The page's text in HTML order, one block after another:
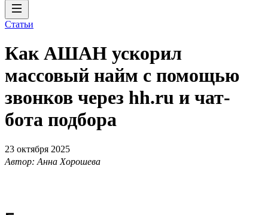
Статьи
Как АШАН ускорил
массовый найм с помощью
звонков через hh.ru и чат-
бота подбора
23 октября 2025
Автор: Анна Хорошева